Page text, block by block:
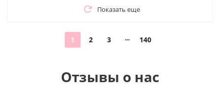
Показать еще
1 2 3 140
Отзывы о нас